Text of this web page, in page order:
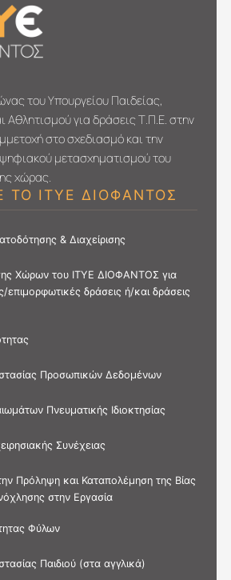
του Υπουργείου Παιδείας,
Αθλητισμού για δράσεις Τ.Π.Ε. στην
στο σχεδιασμό και την
μετασχηματι­σμού του
χώρας.
ΤΟ ΙΤΥΕ ΔΙΟΦΑΝΤΟΣ
& Διαχείρισης
Χώρων του ΙΤΥΕ ΔΙΟΦΑΝΤΟΣ για
επιμορφωτικές δράσεις ή/και δράσεις
Προσωπικών Δεδομένων
Πνευματικής Ιδιοκτησίας
Συνέχειας
Πρόληψη και Καταπολέμηση της Βίας
στην Εργασία
Φύλων
Παιδιού (στα αγγλικά)